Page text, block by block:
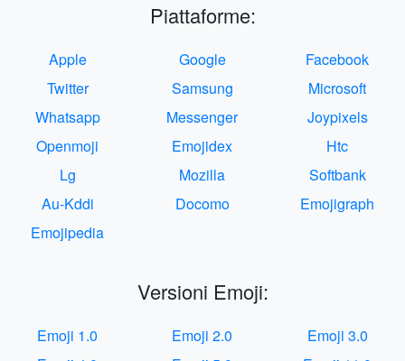
Piattaforme:
Apple Google
Facebook
Twitter
Samsung
Microsoft
Whatsapp
Messenger
Joypixels
Openmoji
Emojidex
Htc
Lg
Mozilla
Softbank
Au-Kddi
Docomo
Emojigraph
Emojipedia
Versioni Emoji:
Emoji 1.0 Emoji 2.0
Emoji 3.0